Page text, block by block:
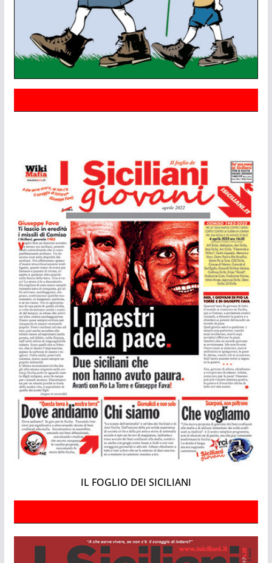
IL FOGLIO DEI SICILIANI